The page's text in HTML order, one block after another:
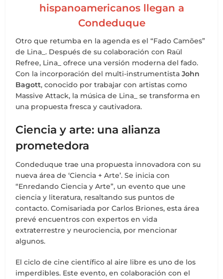
hispanoamericanos llegan a
Condeduque
Otro que retumba en la agenda es el “Fado Camões”
de Lina_. Después de su colaboración con Raül
Refree, Lina_ ofrece una versión moderna del fado.
Con la incorporación del multi-instrumentistaJohn
Bagott, conocido por trabajar con artistas como
Massive Attack, la música de Lina_ se transforma en
una propuesta fresca y cautivadora.
Ciencia y arte: una alianza
prometedora
Condeduque trae una propuesta innovadora con su
nueva área de ‘Ciencia + Arte’. Se inicia con
“Enredando Ciencia y Arte”, un evento que une
ciencia y literatura, resaltando sus puntos de
contacto. Comisariada por Carlos Briones, esta área
prevé encuentros con expertos en vida
extraterrestre y neurociencia, por mencionar
algunos.
El ciclo de cine científico al aire libre es uno de los
imperdibles. Este evento, en colaboración con el